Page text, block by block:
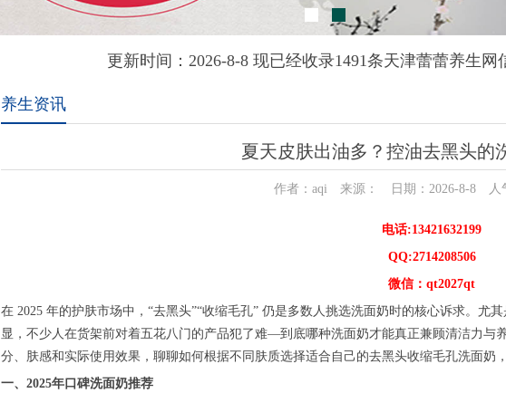
更新时间：2026-8-8 现已经收录1491条天津蕾蕾养生网
养生资讯
夏天皮肤出油多？控油去黑头的
作者：aqi 来源： 日期：2026-8-8 人
电话:13421632199
QQ:2714208506
微信：qt2027qt
在 2025 年的护肤市场中，“去黑头”“收缩毛孔” 仍是多数人挑选洗面奶时的核心诉求。尤
显，不少人在货架前对着五花八门的产品犯了难—到底哪种洗面奶才能真正兼顾清洁力与
分、肤感和实际使用效果，聊聊如何根据不同肤质选择适合自己的去黑头收缩毛孔洗面奶
一、2025年口碑洗面奶推荐